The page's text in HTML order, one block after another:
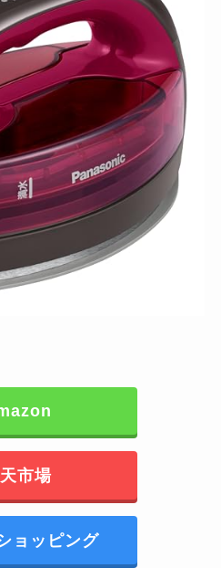
市場
ョッピング